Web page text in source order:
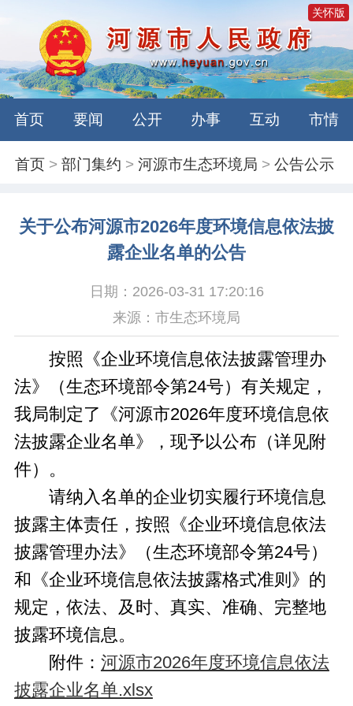
关怀版
首页 要闻 公开 办事 互动 市情
首页 >部门集约 >河源市生态环境局 >公告公示
关于公布河源市2026年度环境信息依法披
露企业名单的公告
日期：2026-03-31 17:20:16
来源：市生态环境局
按照《企业环境信息依法披露管理办
法》（生态环境部令第24号）有关规定，
我局制定了《河源市2026年度环境信息依
法披露企业名单》，现予以公布（详见附
件）。
请纳入名单的企业切实履行环境信息
披露主体责任，按照《企业环境信息依法
披露管理办法》（生态环境部令第24号）
和《企业环境信息依法披露格式准则》的
规定，依法、及时、真实、准确、完整地
披露环境信息。
附件： 河源市2026年度环境信息依法
披露企业名单.xlsx